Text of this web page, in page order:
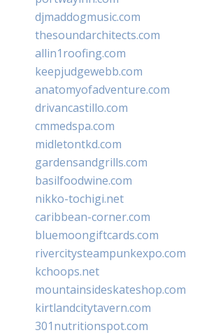
djmaddogmusic.com
thesoundarchitects.com
allin1roofing.com
keepjudgewebb.com
anatomyofadventure.com
drivancastillo.com
cmmedspa.com
midletontkd.com
gardensandgrills.com
basilfoodwine.com
nikko-tochigi.net
caribbean-corner.com
bluemoongiftcards.com
rivercitysteampunkexpo.com
kchoops.net
mountainsideskateshop.com
kirtlandcitytavern.com
301nutritionspot.com